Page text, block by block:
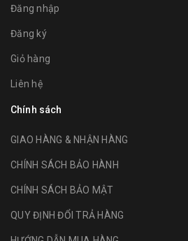
Đăng nhập
Đăng ký
Giỏ hàng
Liên hệ
Chính sách
GIAO HÀNG & NHẬN HÀNG
CHÍNH SÁCH BẢO HÀNH
CHÍNH SÁCH BẢO MẬT
QUY ĐỊNH ĐỔI TRẢ HÀNG